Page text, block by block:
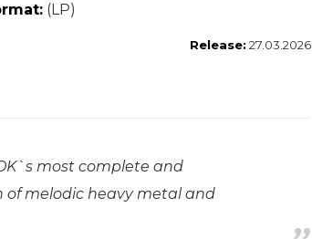
(LP)
Release: 27.03.2026
most complete and
of melodic heavy metal and